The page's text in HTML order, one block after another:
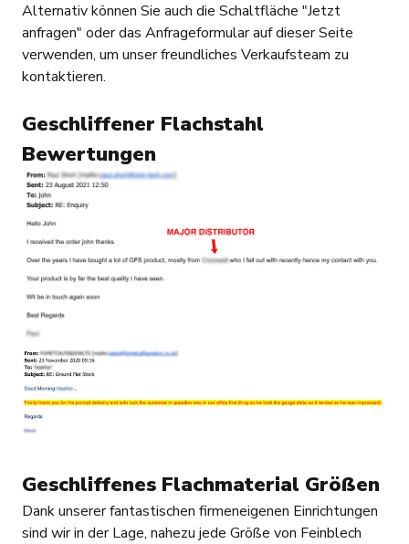
Alternativ können Sie auch die Schaltfläche "Jetzt
anfragen" oder das Anfrageformular auf dieser Seite
verwenden, um unser freundliches Verkaufsteam zu
kontaktieren.
Geschliffener Flachstahl
Bewertungen
Geschliffenes Flachmaterial Größen
Dank unserer fantastischen firmeneigenen Einrichtungen
sind wir in der Lage, nahezu jede Größe von Feinblech